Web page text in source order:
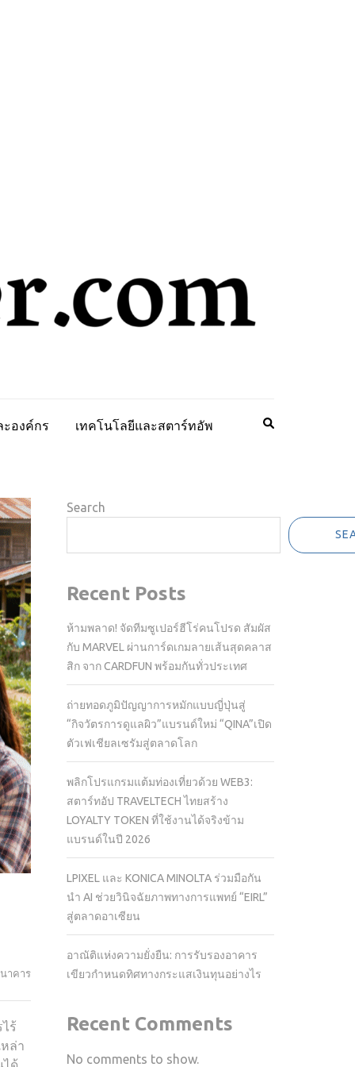
องค์กร เทคโนโลยีและสตาร์ทอัพ
าคาร
ร้
ล่า
Search
Recent Posts
ห้ามพลาด! จัดทีมซูเปอร์ฮีโร่คนโปรด สัมผัส
กับ MARVEL ผ่านการ์ดเกมลายเส้นสุดคลาส
สิก จาก CARDFUN พร้อมกันทั่วประเทศ
ถ่ายทอดภูมิปัญญาการหมักแบบญี่ปุ่นสู่
“กิจวัตรการดูแลผิว”แบรนด์ใหม่ “QINA”เปิด
ตัวเฟเชียลเซรัมสู่ตลาดโลก
พลิกโปรแกรมแต้มท่องเที่ยวด้วย WEB3:
สตาร์ทอัป TRAVELTECH ไทยสร้าง
LOYALTY TOKEN ที่ใช้งานได้จริงข้าม
แบรนด์ในปี 2026
LPIXEL และ KONICA MINOLTA ร่วมมือกัน
นำ AI ช่วยวินิจฉัยภาพทางการแพทย์ “EIRL”
สู่ตลาดอาเซียน
อาณัติแห่งความยั่งยืน: การรับรองอาคาร
เขียวกำหนดทิศทางกระแสเงินทุนอย่างไร
Recent Comments
No comments to show.